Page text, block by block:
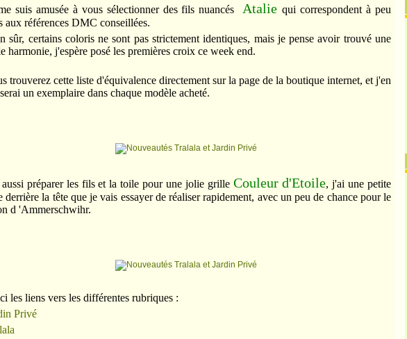
suis amusée à vous sélectionner des fils nuancés Ataliequi correspondent à peu
aux références DMC conseillées.
sûr, certains coloris ne sont pas strictement identiques, mais je pense avoir trouvé une
harmonie, j'espère posé les premières croix ce week end.
trouverez cette liste d'équivalence directement sur la page de la boutique internet, et j'en
un exemplaire dans chaque modèle acheté.
aussi préparer les fils et la toile pour une jolie grille Couleur d'Etoile, j'ai une petite
derrière la tête que je vais essayer de réaliser rapidement, avec un peu de chance pour le
d 'Ammerschwihr.
les liens vers les différentes rubriques :
Privé